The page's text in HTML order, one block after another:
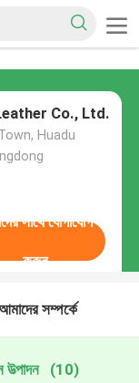
Co., Ltd.
Huadu
সাথে যোগাযোগ
করুন
সম্পর্কে
(10)